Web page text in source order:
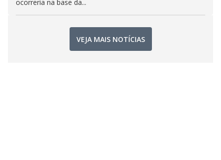
ocorreria na base da...
VEJA MAIS NOTÍCIAS